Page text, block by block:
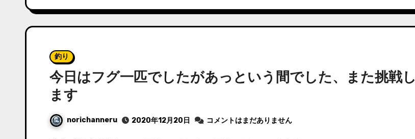
釣り
今日はフグ一匹でしたがあっという間でした、また挑戦し
ます
norichanneru 2020年12月20日 コメントはまだありません